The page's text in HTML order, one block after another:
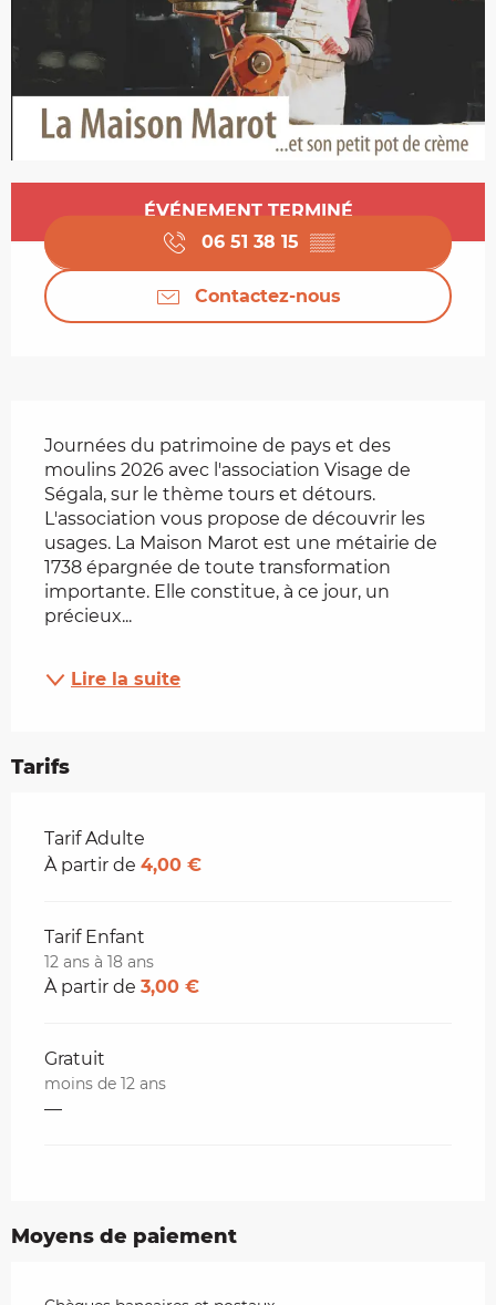
Ouverture et coordonnées
ÉVÉNEMENT TERMINÉ
06 51 38 15 ▒▒
Contactez-nous
Journées du patrimoine de pays et des
moulins 2026 avec l'association Visage de
Ségala, sur le thème tours et détours.
L'association vous propose de découvrir les
usages. La Maison Marot est une métairie de
1738 épargnée de toute transformation
importante. Elle constitue, à ce jour, un
précieux...
Lire la suite
Tarifs
Tarifs 2026
Tarif Adulte
À partir de 4,00 €
Tarif Enfant
12 ans à 18 ans
À partir de 3,00 €
Gratuit
moins de 12 ans
—
Moyens de paiement